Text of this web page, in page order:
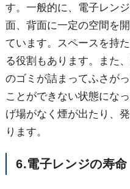
す。一般的に、電子レン
面、背面に一定の空間を
ています。スペースを持
る役割もあります。また
のゴミが詰まってふさが
ことができない状態にな
げ場がなく煙が出たり、
ります。
6.電子レンジの寿命